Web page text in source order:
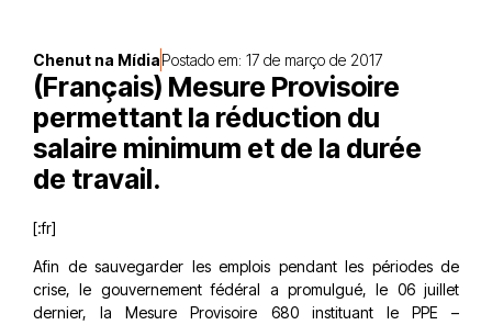
Chenut na MídiaPostado em: 17 de março de 2017
(Français) Mesure Provisoire
permettant la réduction du
salaire minimum et de la durée
de travail.
[:fr]
Afin de sauvegarder les emplois pendant les périodes de
crise, le gouvernement fédéral a promulgué, le 06 juillet
dernier, la Mesure Provisoire 680 instituant le PPE –